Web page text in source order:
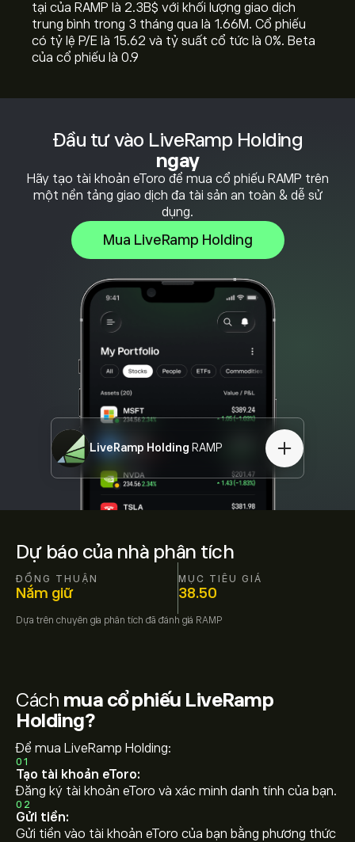
Dự báo của nhà phân tích
ĐỒNG THUẬN
Nắm giữ
MỤC TIÊU GIÁ
38.50
Dựa trên chuyên gia phân tích đã đánh giá RAMP
Đầu tư vào LiveRamp Holding
ngay
Hãy tạo tài khoản eToro để mua cổ phiếu RAMP trên
một nền tảng giao dịch đa tài sản an toàn & dễ sử
dụng.
Mua LiveRamp Holding
LiveRamp Holding RAMP
tại của RAMP là 2.3B‎$‎ với khối lượng giao dịch
trung bình trong 3 tháng qua là 1.66M. Cổ phiếu
có tỷ lệ P/E là 15.62 và tỷ suất cổ tức là 0%. Beta
của cổ phiếu là 0.9
Cách mua cổ phiếu LiveRamp
Holding?
Để mua LiveRamp Holding:
01
Tạo tài khoản eToro:
Đăng ký tài khoản eToro và xác minh danh tính của bạn.
02
Gửi tiền:
Gửi tiền vào tài khoản eToro của bạn bằng phương thức